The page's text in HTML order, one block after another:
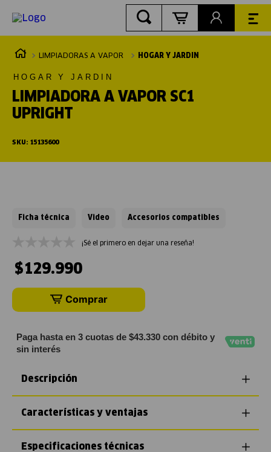
LIMPIADORAS A VAPOR HOGAR Y JARDIN
HOGAR Y JARDIN
LIMPIADORA A VAPOR SC1
UPRIGHT
SKU: 15135600
Ficha técnica Video Accesorios compatibles
¡Sé el primero en dejar una reseña!
$129.990
Comprar
Paga hasta en 3 cuotas de $43.330 con débito y
sin interés
Descripción
Características y ventajas
Especificaciones técnicas